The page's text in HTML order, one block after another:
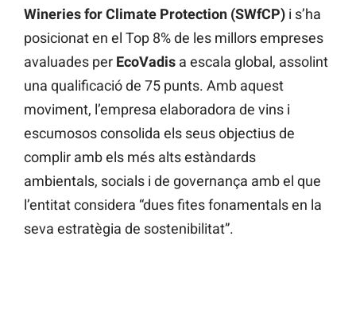
Wineries for Climate Protection (SWfCP) i s’ha
posicionat en el Top 8% de les millors empreses
avaluades per EcoVadis a escala global, assolint
una qualificació de 75 punts. Amb aquest
moviment, l’empresa elaboradora de vins i
escumosos consolida els seus objectius de
complir amb els més alts estàndards
ambientals, socials i de governança amb el que
l’entitat considera “dues fites fonamentals en la
seva estratègia de sostenibilitat”.